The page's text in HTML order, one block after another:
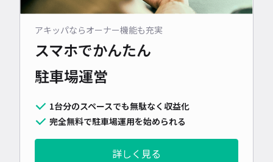
アキッパならオーナー機能も充実
スマホでかんたん
駐車場運営
1台分のスペースでも無駄なく収益化
完全無料で駐車場運用を始められる
詳しく見る